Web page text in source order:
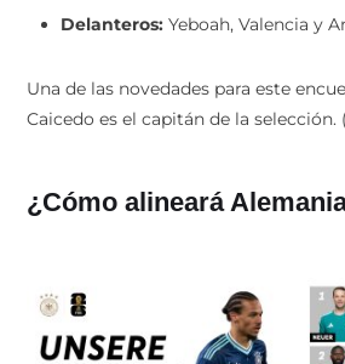
Delanteros: Yeboah, Valencia y
Una de las novedades para este
Caicedo es el capitán de la selección.
¿Cómo alineará